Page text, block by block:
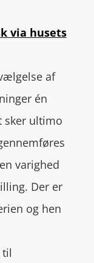
via husets
af
én
sker ultimo
varighed
Der er
og hen
til